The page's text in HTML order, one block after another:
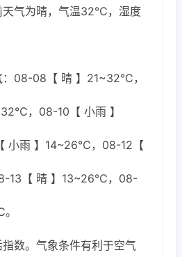
天气为晴，气温32℃，湿度
：08-08【 晴 】21~32℃，
，08-10【 小雨 】
小雨 】14~26℃，08-12【
13【 晴 】13~26℃，08-
数。气象条件有利于空气